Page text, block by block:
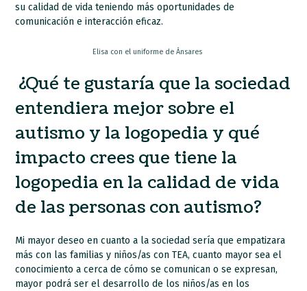
su calidad de vida teniendo más oportunidades de
comunicación e interacción eficaz.
Elisa con el uniforme de Ánsares
¿Qué te gustaría que la sociedad
entendiera mejor sobre el
autismo y la logopedia y qué
impacto crees que tiene la
logopedia en la calidad de vida
de las personas con autismo?
Mi mayor deseo en cuanto a la sociedad sería que empatizara
más con las familias y niños/as con TEA, cuanto mayor sea el
conocimiento a cerca de cómo se comunican o se expresan,
mayor podrá ser el desarrollo de los niños/as en los